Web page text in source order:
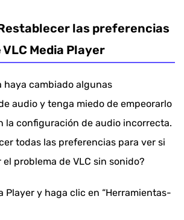
las preferencias
Media Player
haya cambiado algunas
audio y tenga miedo de empeorarlo
la configuración de audio incorrecta.
todas las preferencias para ver si
problema de VLC sin sonido?
Player y haga clic en “Herramientas-